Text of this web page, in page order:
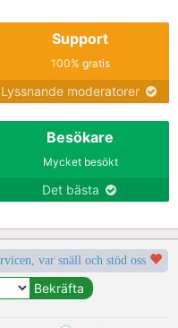
Support
100% gratis
Lyssnande moderatorer
Besökare
Mycket besökt
Det bästa
var snäll och stöd oss